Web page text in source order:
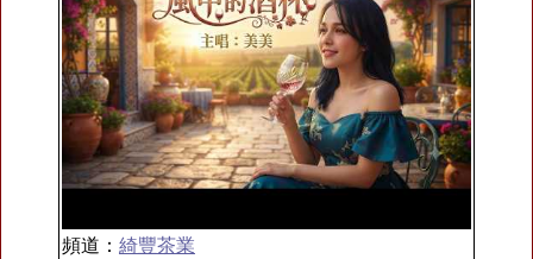
頻道： 綺豐茶業